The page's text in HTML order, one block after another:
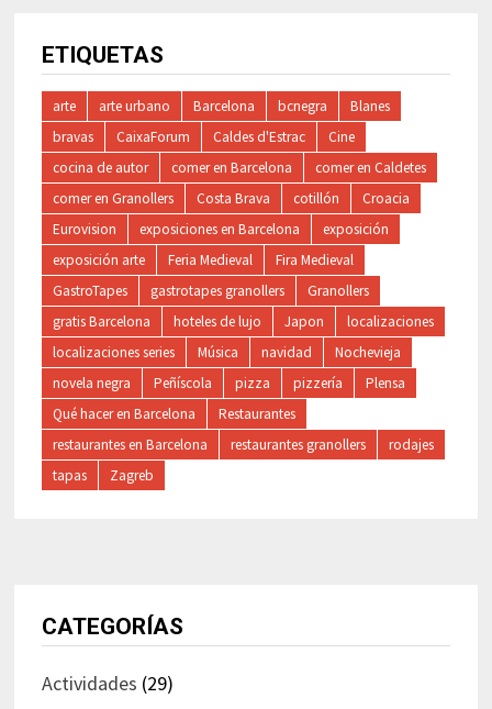
ETIQUETAS
arte arte urbano Barcelona bcnegra
Blanes
bravas
CaixaForum Caldes d'Estrac
Cine
cocina de autor
comer en Barcelona
comer en Caldetes
comer en Granollers
Costa Brava cotillón
Croacia
Eurovision
exposiciones en Barcelona
exposición
exposición arte
Feria Medieval
Fira Medieval
GastroTapes
gastrotapes granollers
Granollers
gratis Barcelona
hoteles de lujo Japon
localizaciones
localizaciones series
Música navidad
Nochevieja
novela negra
Peñíscola pizza pizzería
Plensa
Qué hacer en Barcelona
Restaurantes
restaurantes en Barcelona
restaurantes granollers
rodajes
tapas
Zagreb
CATEGORÍAS
Actividades (29)